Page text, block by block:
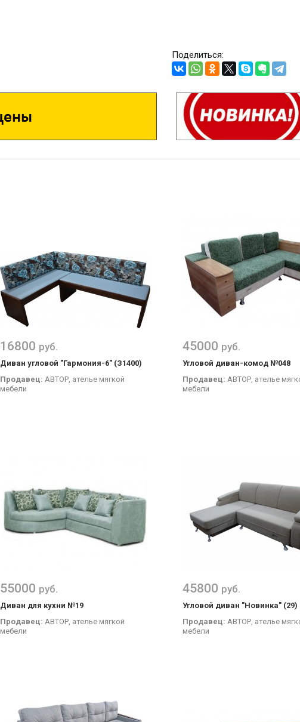
Поделиться:
16800 руб.
Диван угловой "Гармония-6" (З1400)
Продавец: АВТОР, ателье мягкой
мебели
45000 руб.
Угловой диван-комод №048
Продавец: АВТОР, ателье
мебели
55000 руб.
Диван для кухни №19
Продавец: АВТОР, ателье мягкой
мебели
45800 руб.
Угловой диван "Новинка" (29)
Продавец: АВТОР, ателье
мебели